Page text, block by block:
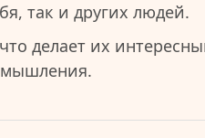
так и других людей.
делает их
мышления.